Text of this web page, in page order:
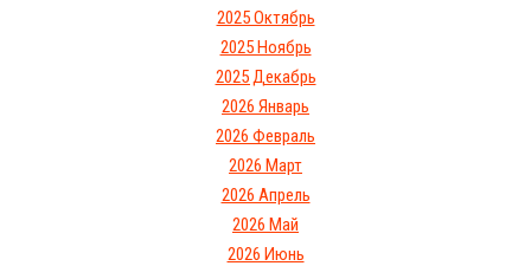
2025 Октябрь
2025 Ноябрь
2025 Декабрь
2026 Январь
2026 Февраль
2026 Март
2026 Апрель
2026 Май
2026 Июнь